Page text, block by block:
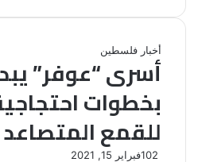
أخبار فلسطين
أسرى “عوفر”
بخطوات
للقمع
فبراير 15, 2021